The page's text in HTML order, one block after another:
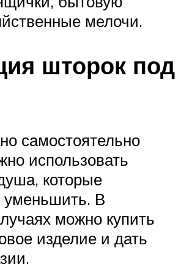
мелочи.
шторок под
самостоятельно
использовать
которые
уменьшить. В
можно купить
изделие и дать